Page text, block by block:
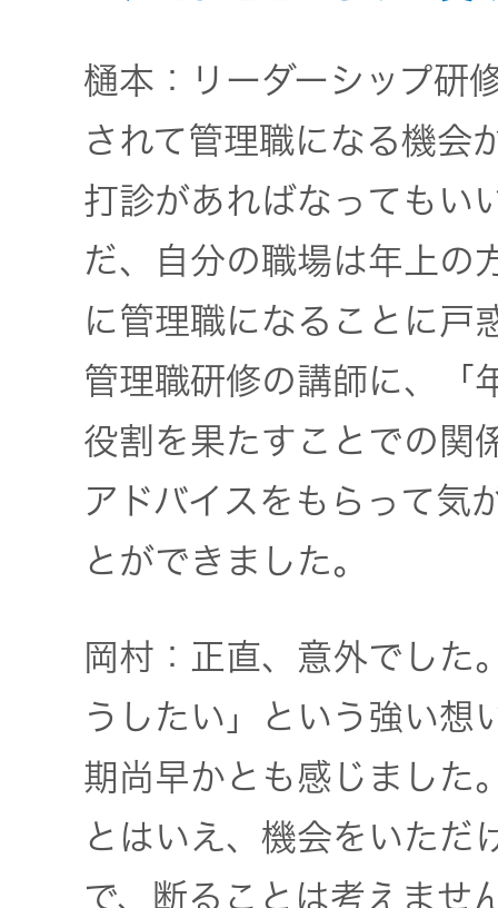
樋本：リーダーシップ研
されて管理職になる機会
打診があればなってもい
だ、自分の職場は年上の
に管理職になることに戸
管理職研修の講師に、「
役割を果たすことでの関
アドバイスをもらって気
とができました。
岡村：正直、意外でした
うしたい」という強い想
期尚早かとも感じました
とはいえ、機会をいただ
で、断ることは考えませ